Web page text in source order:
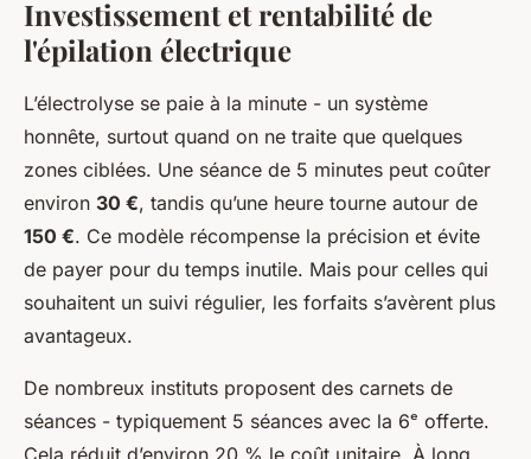
Investissement et rentabilité de
l'épilation électrique
L’électrolyse se paie à la minute - un système
honnête, surtout quand on ne traite que quelques
zones ciblées. Une séance de 5 minutes peut coûter
environ 30 €, tandis qu’une heure tourne autour de
150 €. Ce modèle récompense la précision et évite
de payer pour du temps inutile. Mais pour celles qui
souhaitent un suivi régulier, les forfaits s’avèrent plus
avantageux.
De nombreux instituts proposent des carnets de
séances - typiquement 5 séances avec la 6ᵉ offerte.
Cela réduit d’environ 20 % le coût unitaire. À long